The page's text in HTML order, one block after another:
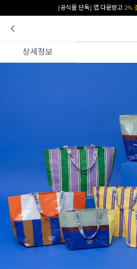
카카오 플친 추가하면1천원
상세정보